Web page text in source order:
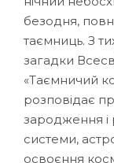
безодня,
таємниць. З
загадки
«Таємничий
розповідає
зародження і
системи,
освоєння